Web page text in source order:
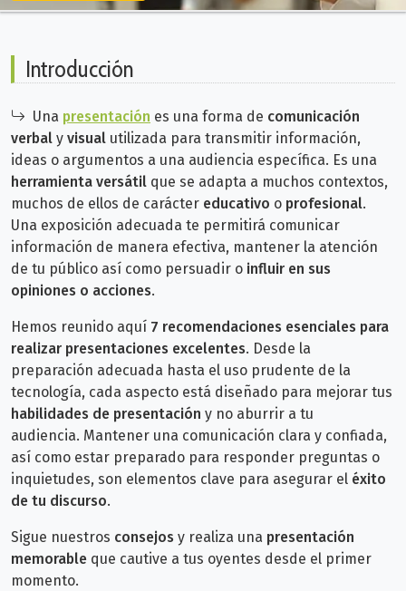
Introducción
Una presentación es una forma de comunicación
verbal y visual utilizada para transmitir información,
ideas o argumentos a una audiencia específica. Es una
herramienta versátil que se adapta a muchos contextos,
muchos de ellos de carácter educativo o profesional.
Una exposición adecuada te permitirá comunicar
información de manera efectiva, mantener la atención
de tu público así como persuadir o influir en sus
opiniones o acciones.
Hemos reunido aquí 7 recomendaciones esenciales para
realizar presentaciones excelentes. Desde la
preparación adecuada hasta el uso prudente de la
tecnología, cada aspecto está diseñado para mejorar tus
habilidades de presentación y no aburrir a tu
audiencia. Mantener una comunicación clara y confiada,
así como estar preparado para responder preguntas o
inquietudes, son elementos clave para asegurar el éxito
de tu discurso.
Sigue nuestros consejos y realiza una presentación
memorable que cautive a tus oyentes desde el primer
momento.